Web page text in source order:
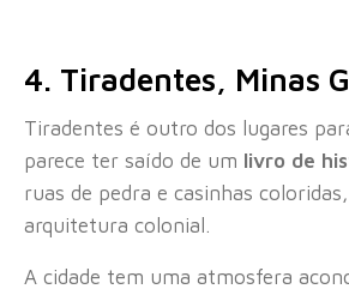
4. Tiradentes, Minas
Tiradentes é outro dos lugares
parece ter saído de um livro de
ruas de pedra e casinhas
arquitetura colonial.
A cidade tem uma atmosfera